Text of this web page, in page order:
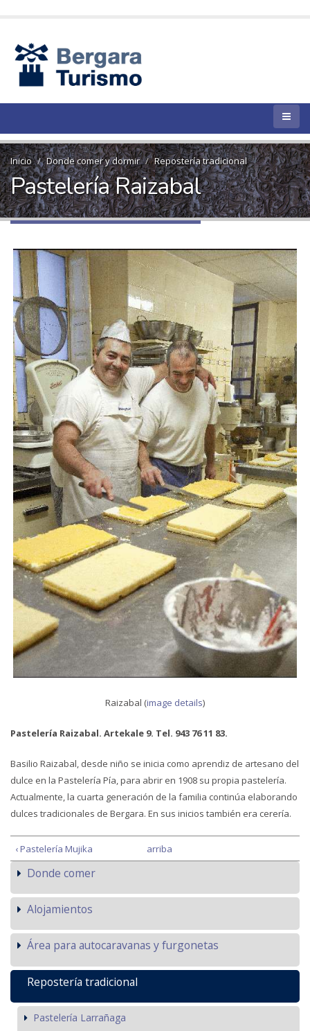
Inicio Donde comer y dormir Repostería tradicional
Pastelería Raizabal
Raizabal (image details)
Pastelería Raizabal. Artekale 9. Tel. 943 76 11 83.
Basilio Raizabal, desde niño se inicia como aprendiz de artesano del
dulce en la Pastelería Pía, para abrir en 1908 su propia pastelería.
Actualmente, la cuarta generación de la familia continúa elaborando
dulces tradicionales de Bergara. En sus inicios también era cerería.
‹ Pastelería Mujika arriba
Donde comer
Alojamientos
Área para autocaravanas y furgonetas
Repostería tradicional
Pastelería Larrañaga